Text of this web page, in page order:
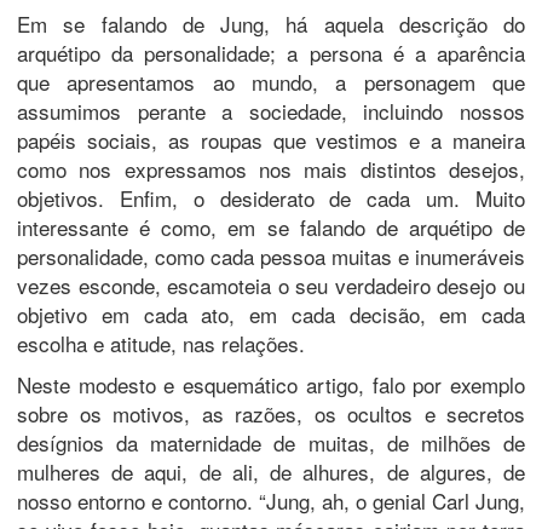
Em se falando de Jung, há aquela descrição do
arquétipo da personalidade; a persona é a aparência
que apresentamos ao mundo, a personagem que
assumimos perante a sociedade, incluindo nossos
papéis sociais, as roupas que vestimos e a maneira
como nos expressamos nos mais distintos desejos,
objetivos. Enfim, o desiderato de cada um. Muito
interessante é como, em se falando de arquétipo de
personalidade, como cada pessoa muitas e inumeráveis
vezes esconde, escamoteia o seu verdadeiro desejo ou
objetivo em cada ato, em cada decisão, em cada
escolha e atitude, nas relações.
Neste modesto e esquemático artigo, falo por exemplo
sobre os motivos, as razões, os ocultos e secretos
desígnios da maternidade de muitas, de milhões de
mulheres de aqui, de ali, de alhures, de algures, de
nosso entorno e contorno. “Jung, ah, o genial Carl Jung,